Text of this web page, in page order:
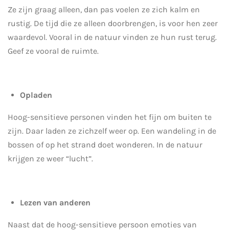
Ze zijn graag alleen, dan pas voelen ze zich kalm en
rustig. De tijd die ze alleen doorbrengen, is voor hen zeer
waardevol. Vooral in de natuur vinden ze hun rust terug.
Geef ze vooral de ruimte.
Opladen
Hoog-sensitieve personen vinden het fijn om buiten te
zijn. Daar laden ze zichzelf weer op. Een wandeling in de
bossen of op het strand doet wonderen. In de natuur
krijgen ze weer “lucht”.
Lezen van anderen
Naast dat de hoog-sensitieve persoon emoties van